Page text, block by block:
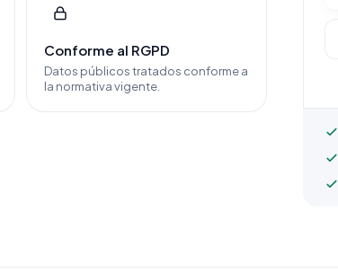
Conforme al RGPD
Datos públicos tratados conforme a
la normativa vigente.